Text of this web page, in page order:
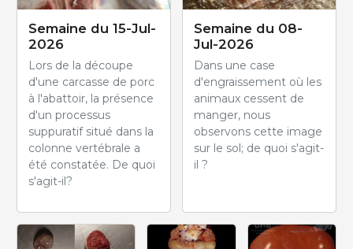
Semaine du 15-Jul-
2026
Lors de la découpe
d'une carcasse de porc
à l'abattoir, la présence
d'un processus
suppuratif situé dans la
colonne vertébrale a
été constatée. De quoi
s'agit-il?
Semaine du 08-
Jul-2026
Dans une case
d'engraissement où les
animaux cessent de
manger, nous
observons cette image
sur le sol; de quoi s'agit-
il ?